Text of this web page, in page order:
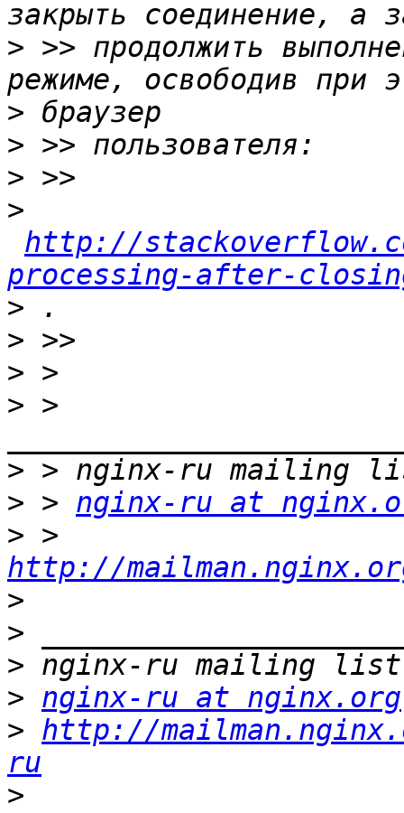
> >> продолжить
>
>
>
>
http://
processing-after-
>
>
>
> >
>
> > nginx-ru at
>
http://
>
>
>
> nginx-ru at nginx.org
> http://
ru
>